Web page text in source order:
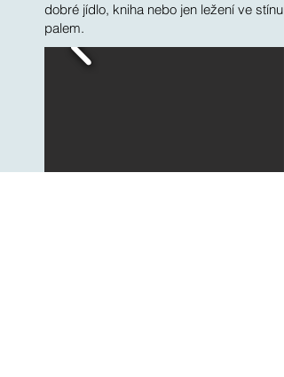
dobré jídlo, kniha nebo jen ležení ve stínu
palem.